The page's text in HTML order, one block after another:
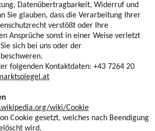
Datenübertragbarkeit, Widerruf und
Sie glauben, dass die Verarbeitung Ihrer
verstößt oder Ihre
Ansprüche sonst in einer Weise verletzt
sich bei uns oder der
folgenden Kontaktdaten: +43 7264 20
wiki/Cookie
Cookie gesetzt, welches nach Beendigung
wird.